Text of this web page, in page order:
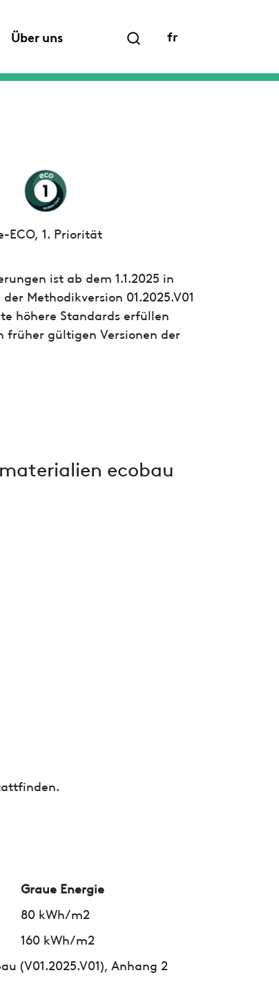
Über uns fr
ECO, 1. Priorität
ist ab dem 1.1.2025 in
Methodikversion 01.2025.V01
höhere Standards erfüllen
früher gültigen Versionen der
ecobau
Graue Energie
80 kWh/m2
160 kWh/m2
(V01.2025.V01), Anhang 2